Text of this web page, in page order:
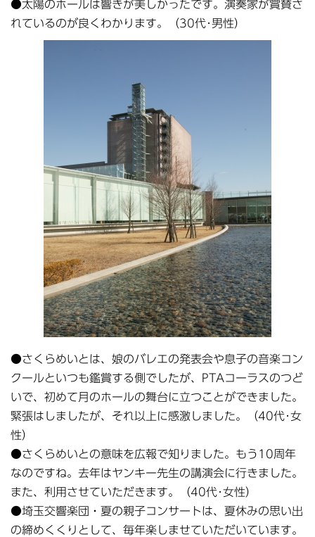
●太陽のホールは響きが美しかったです。演奏家が賞賛さ
れているのが良くわかります。（30代･男性）
●さくらめいとは、娘のバレエの発表会や息子の音楽コン
クールといつも鑑賞する側でしたが、PTAコーラスのつど
いで、初めて月のホールの舞台に立つことができました。
緊張はしましたが、それ以上に感激しました。（40代･女
性）
●さくらめいとの意味を広報で知りました。もう10周年
なのですね。去年はヤンキー先生の講演会に行きました。
また、利用させていただきます。（40代･女性）
●埼玉交響楽団・夏の親子コンサートは、夏休みの思い出
の締めくくりとして、毎年楽しませていただいています。